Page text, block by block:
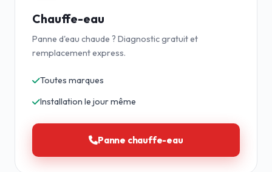
Chauffe-eau
Panne d'eau chaude ? Diagnostic gratuit et
remplacement express.
Toutes marques
Installation le jour même
Panne chauffe-eau